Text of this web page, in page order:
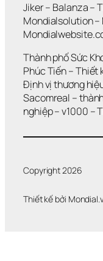
Jiker – Balanza –
Mondialsolution –
Thành phố Sức
Phúc Tiến – Thiết
Định vị thương
Sacomreal –
nghiệp – v1000 –
Copyright 2026
Thiết kế bởi